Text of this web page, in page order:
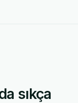
sıkça